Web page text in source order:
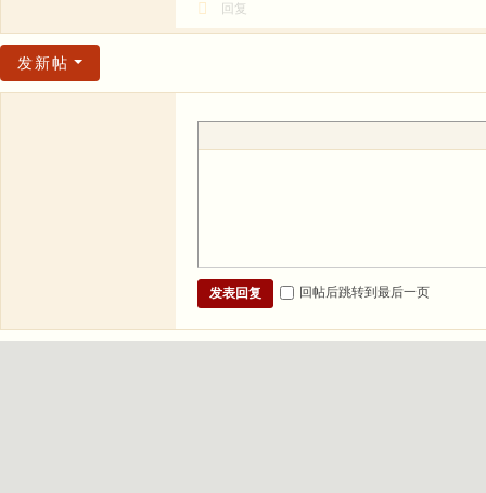
回复
发新帖
发表回复 回帖后跳转到最后一页